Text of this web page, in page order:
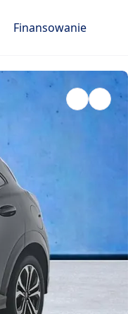
Finansowanie